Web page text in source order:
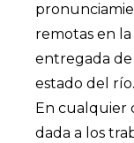
remotas en
entregada de
estado del río.
En cualquier
dada a los